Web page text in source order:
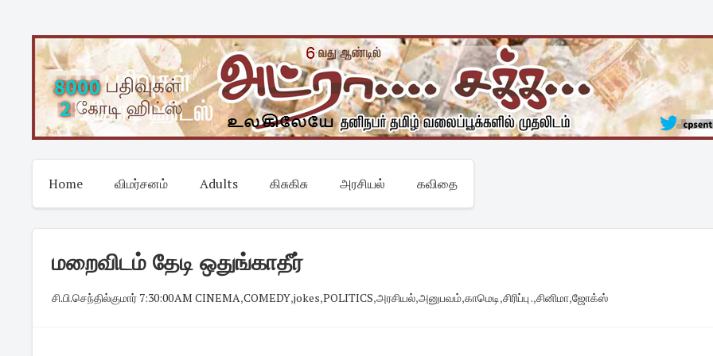
content
Home விமர்சனம் Adults கிசுகிசு அரசியல் கவிதை
மறைவிடம் தேடி ஒதுங்காதீர்
சி.பி.செந்தில்குமார் 7:30:00 AM ·CINEMA,COMEDY,jokes,POLITICS,அரசியல்,அனுபவம்,காமெடி,சிரிப்பு .,சினிமா,ஜோக்ஸ்